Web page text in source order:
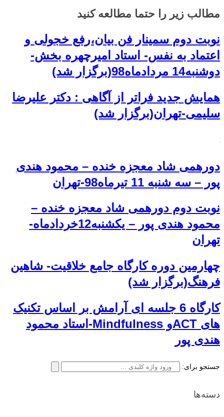
مطالب زیر را حتما مطالعه کنید
نوبت دوم سمینار فن بیان،رفع خجولی و
اعتماد به نفس- استاد امیرچهره بخش-
دوشنبه14 مردادماه98(برگزار شد)
همایش جدید فراتر از آگاهی : دکتر علیرضا
سلیمی-تهران(برگزار شد)
دورهمی شاد معجزه خنده – محمود هندی
پور – سه شنبه 11 تیرماه98-تهران
نوبت دوم دورهمی شاد معجزه خنده –
محمود هندی پور – یکشنبه12خردادماه-
تهران
چهارمین دوره کارگاه جامع خلاقیت- شاهین
فرهنگ(برگزار شد)
کارگاه 6 جلسه ای آرامش بر اساس تکنیک
های ACTو Mindfulness-استاد محمود
هندی پور
جستجو برای:
دسته‌ها